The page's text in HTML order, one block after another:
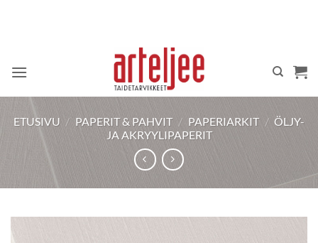
ETUSIVU / PAPERIT & PAHVIT / PAPERIARKIT / ÖLJY-
JA AKRYYLIPAPERIT